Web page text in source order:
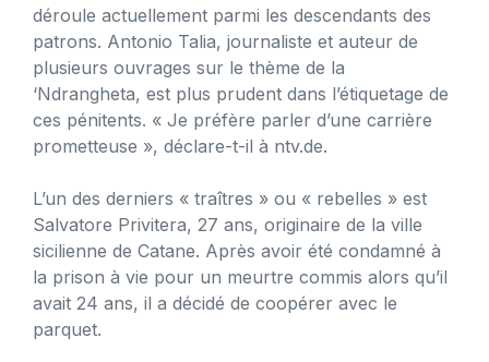
déroule actuellement parmi les descendants des
patrons. Antonio Talia, journaliste et auteur de
plusieurs ouvrages sur le thème de la
‘Ndrangheta, est plus prudent dans l’étiquetage de
ces pénitents. « Je préfère parler d’une carrière
prometteuse », déclare-t-il à ntv.de.
L’un des derniers « traîtres » ou « rebelles » est
Salvatore Privitera, 27 ans, originaire de la ville
sicilienne de Catane. Après avoir été condamné à
la prison à vie pour un meurtre commis alors qu’il
avait 24 ans, il a décidé de coopérer avec le
parquet.